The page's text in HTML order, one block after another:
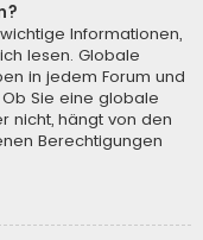
Informationen,
lesen. Globale
in jedem Forum und
Sie eine globale
nicht, hängt von den
Berechtigungen